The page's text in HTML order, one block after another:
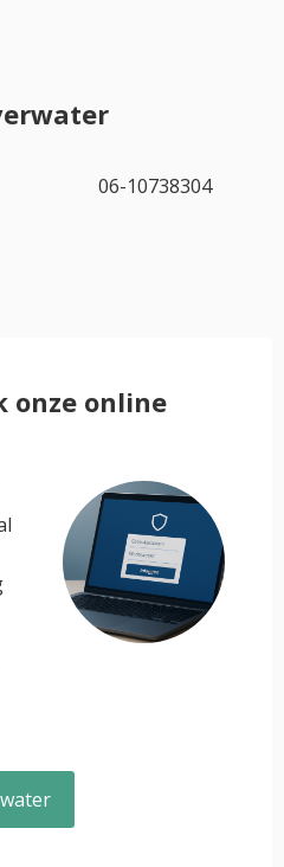
06-10738304
onze online